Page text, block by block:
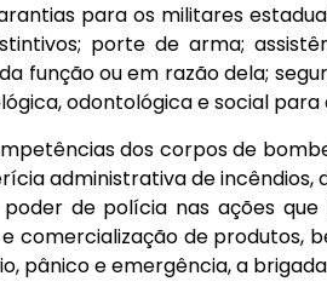
para os militares
porte de arma;
função ou em razão dela;
odontológica e social
dos corpos de
administrativa de
de polícia nas ações
comercialização de produtos,
pânico e emergência, a